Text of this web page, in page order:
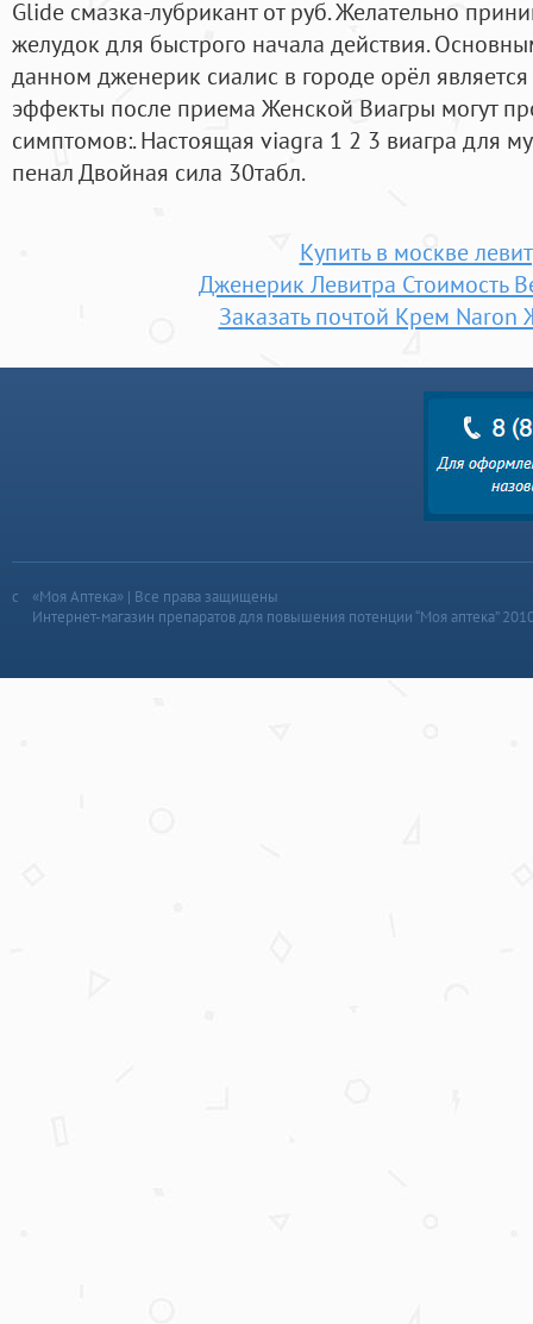
Glide смазка-лубрикант от руб. Желательно
желудок для быстрого начала действия.
данном дженерик сиалис в городе орёл
эффекты после приема Женской Виагры могут
симптомов:. Настоящая viagra 1 2 3 виагра для
пенал Двойная сила 30табл.
Купить в москве
Дженерик Левитра Стоимость
Заказать почтой Крем Naron
«Моя Аптека» | Все права защищены
Интернет-магазин препаратов для повышения потенции “Моя аптека”